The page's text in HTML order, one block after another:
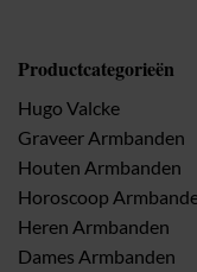
Productcategorieën
Hugo Valcke
Graveer Armbanden
Houten Armbanden
Horoscoop
Heren Armbanden
Dames Armbanden